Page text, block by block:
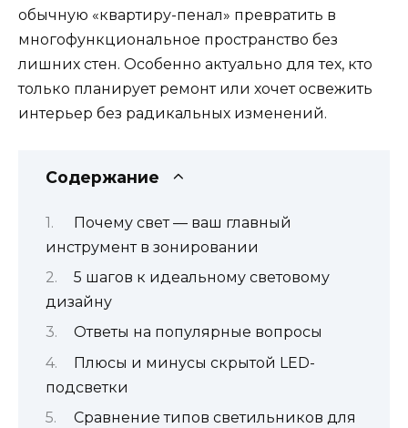
обычную «квартиру-пенал» превратить в
многофункциональное пространство без
лишних стен. Особенно актуально для тех, кто
только планирует ремонт или хочет освежить
интерьер без радикальных изменений.
Содержание
Почему свет — ваш главный
инструмент в зонировании
5 шагов к идеальному световому
дизайну
Ответы на популярные вопросы
Плюсы и минусы скрытой LED-
подсветки
Сравнение типов светильников для